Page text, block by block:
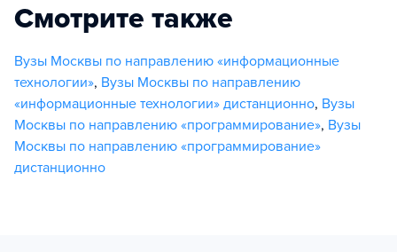
Смотрите также
Вузы Москвы по направлению «информационные
технологии», Вузы Москвы по направлению
«информационные технологии» дистанционно, Вузы
Москвы по направлению «программирование», Вузы
Москвы по направлению «программирование»
дистанционно